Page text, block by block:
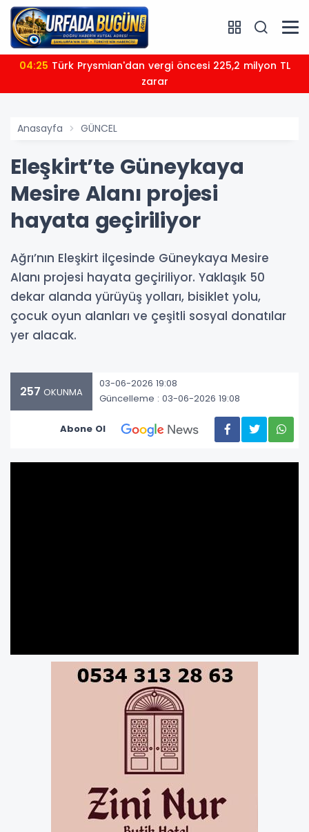
04:25
zarar
Anasayfa GÜNCEL
Eleşkirt’te Güneykaya
Mesire Alanı projesi
hayata geçiriliyor
Ağrı’nın Eleşkirt ilçesinde Güneykaya Mesire
Alanı projesi hayata geçiriliyor. Yaklaşık 50
dekar alanda yürüyüş yolları, bisiklet yolu,
çocuk oyun alanları ve çeşitli sosyal donatılar
yer alacak.
257 OKUNMA
03-06-2026 19:08
Güncelleme : 03-06-2026 19:08
Abone Ol